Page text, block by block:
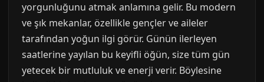
yorgunluğunu atmak anlamına gelir. Bu modern
ve şık mekanlar, özellikle gençler ve aileler
tarafından yoğun ilgi görür. Günün ilerleyen
saatlerine yayılan bu keyifli öğün, size tüm gün
yetecek bir mutluluk ve enerji verir. Böylesine